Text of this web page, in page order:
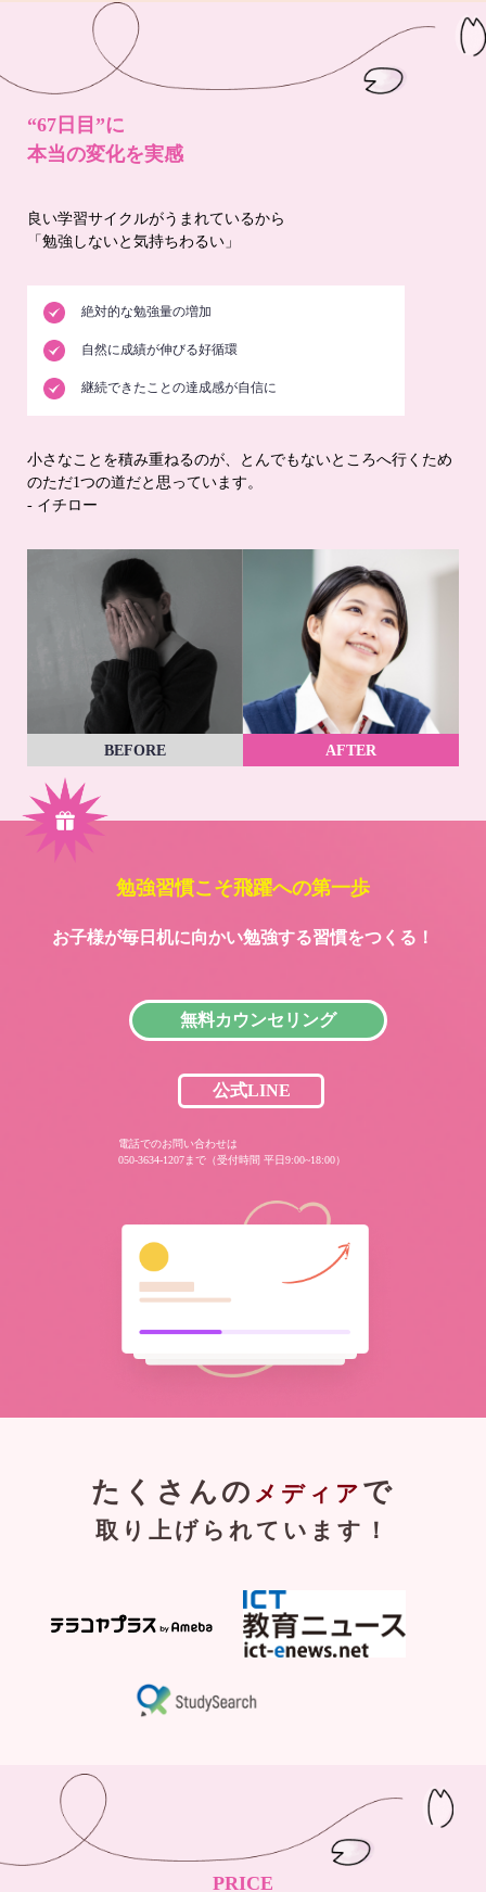
“67日目”に
本当の変化を実感
良い学習サイクルがうまれているから
「勉強しないと気持ちわるい」
絶対的な勉強量の増加
自然に成績が伸びる好循環
継続できたことの達成感が自信に
小さなことを積み重ねるのが、とんでもないところへ行くため
のただ1つの道だと思っています。
- イチロー
BEFORE AFTER
勉強習慣こそ飛躍への第一歩
お子様が毎日机に向かい勉強する習慣をつくる！
無料カウンセリング
公式LINE
電話でのお問い合わせは
050-3634-1207まで（受付時間 平日9:00~18:00）
たくさんの メディア で
取り上げられています！
PRICE